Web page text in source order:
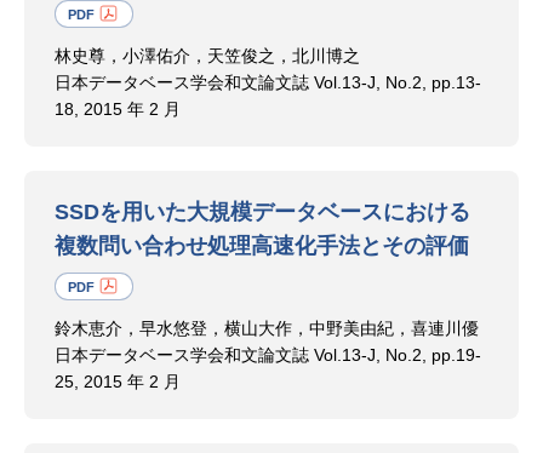
林史尊，小澤佑介，天笠俊之，北川博之
日本データベース学会和文論文誌 Vol.13-J, No.2, pp.13-
18, 2015 年 2 月
SSDを用いた大規模データベースにおける
複数問い合わせ処理高速化手法とその評価
鈴木恵介，早水悠登，横山大作，中野美由紀，喜連川優
日本データベース学会和文論文誌 Vol.13-J, No.2, pp.19-
25, 2015 年 2 月